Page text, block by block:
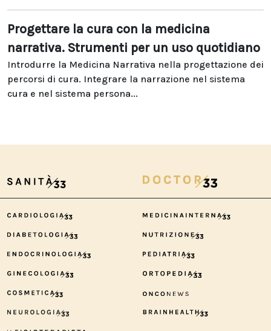
Progettare la cura con la medicina
narrativa. Strumenti per un uso quotidiano
Introdurre la Medicina Narrativa nella progettazione dei
percorsi di cura. Integrare la narrazione nel sistema
cura e nel sistema persona...